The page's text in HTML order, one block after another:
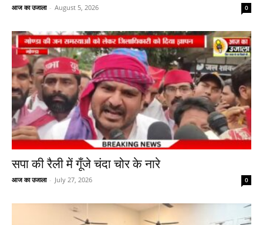
आज का उजाला - August 5, 2026 0
सपा की रैली में गूँजे चंदा चोर के नारे
आज का उजाला - July 27, 2026 0